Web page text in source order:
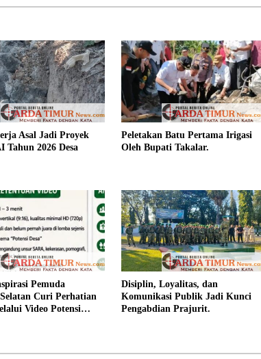
Asal Jadi Proyek
Tahun 2026 Desa
Peletakan Batu Pertama Irigasi
Oleh Bupati Takalar.
Pemuda
Curi Perhatian
Video Potensi
Disiplin, Loyalitas, dan
Komunikasi Publik Jadi Kunci
Pengabdian Prajurit.